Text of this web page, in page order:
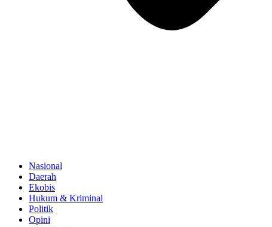
Nasional
Daerah
Ekobis
Hukum & Kriminal
Politik
Opini